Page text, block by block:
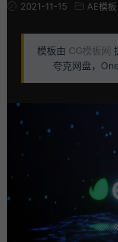
2021-11-15 AE模板
模板由 CG模板网
夸克网盘，